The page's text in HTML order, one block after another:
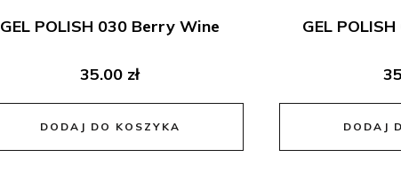
GEL POLISH 030 Berry Wine
35.00 zł
DODAJ DO KOSZYKA
GEL
DODAJ